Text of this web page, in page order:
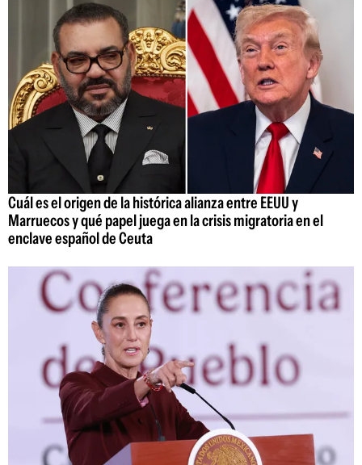
Cuál es el origen de la histórica alianza entre EEUU y
Marruecos y qué papel juega en la crisis migratoria en el
enclave español de Ceuta